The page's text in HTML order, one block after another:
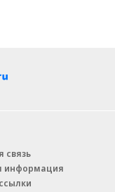
связь
информация